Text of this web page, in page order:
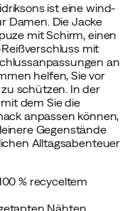
ist eine wind-
Damen. Die Jacke
mit Schirm, einen
mit
an
helfen, Sie vor
schützen. In der
dem Sie die
anpassen können,
Gegenstände
Alltagsabenteuer
% recyceltem
Nähten